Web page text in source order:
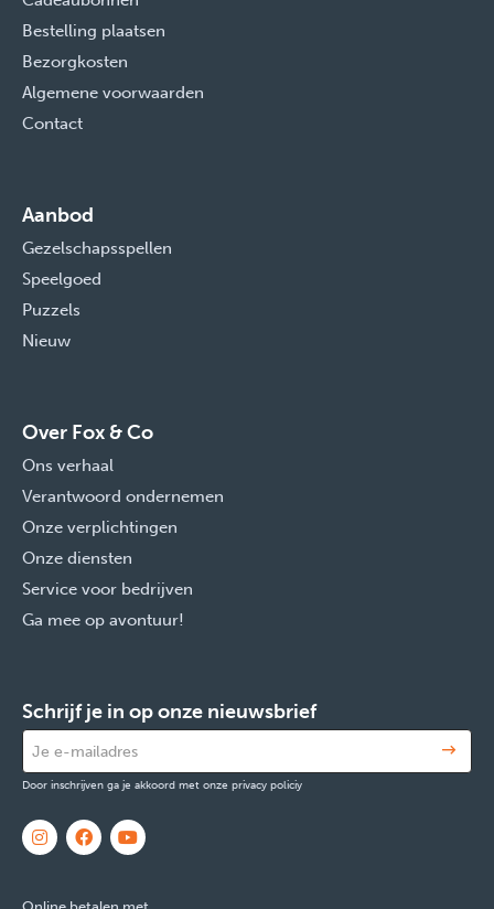
Bestelling plaatsen
Bezorgkosten
Algemene voorwaarden
Contact
Aanbod
Gezelschapsspellen
Speelgoed
Puzzels
Nieuw
Over Fox & Co
Ons verhaal
Verantwoord ondernemen
Onze verplichtingen
Onze diensten
Service voor bedrijven
Ga mee op avontuur!
Schrijf je in op onze nieuwsbrief
Door inschrijven ga je akkoord met onze privacy policiy